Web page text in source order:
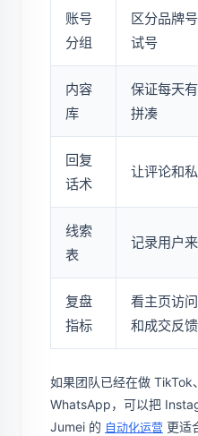
账号
分组
区分品牌
试号
内容
库
保证每天
拼凑
回复
话术
让评论和
线索
表
记录用户
复盘
指标
看主页访
和成交反馈
如果团队已经在做
WhatsApp，可以把
Jumei 的 自动化运营 更适